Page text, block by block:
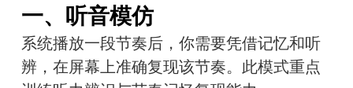
一、听音模仿
系统播放一段节奏后，你需要凭借记忆和听
辨，在屏幕上准确复现该节奏。此模式重点